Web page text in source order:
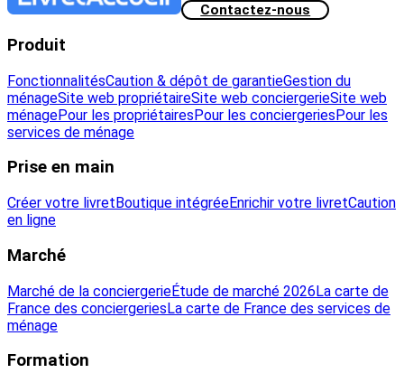
Contactez-nous
Produit
FonctionnalitésCaution & dépôt de garantieGestion du
ménageSite web propriétaireSite web conciergerieSite web
ménagePour les propriétairesPour les conciergeriesPour les
services de ménage
Prise en main
Créer votre livretBoutique intégréeEnrichir votre livretCaution
en ligne
Marché
Marché de la conciergerieÉtude de marché 2026La carte de
France des conciergeriesLa carte de France des services de
ménage
Formation